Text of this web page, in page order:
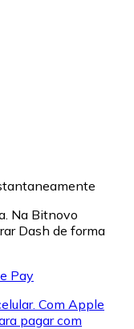
Na Bitnovo
Dash de forma
Pay
Com Apple
pagar com